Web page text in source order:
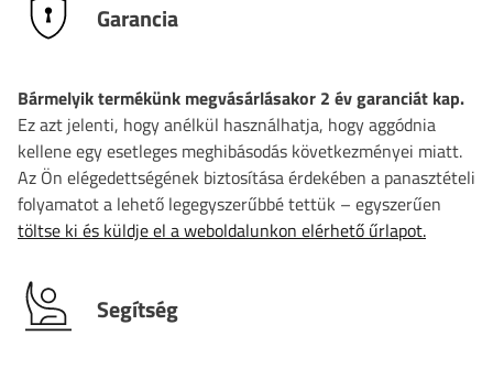
Garancia
Bármelyik termékünk megvásárlásakor 2 év garanciát kap.
Ez azt jelenti, hogy anélkül használhatja, hogy aggódnia
kellene egy esetleges meghibásodás következményei miatt.
Az Ön elégedettségének biztosítása érdekében a panasztételi
folyamatot a lehető legegyszerűbbé tettük – egyszerűen
töltse ki és küldje el a weboldalunkon elérhető űrlapot.
Segítség